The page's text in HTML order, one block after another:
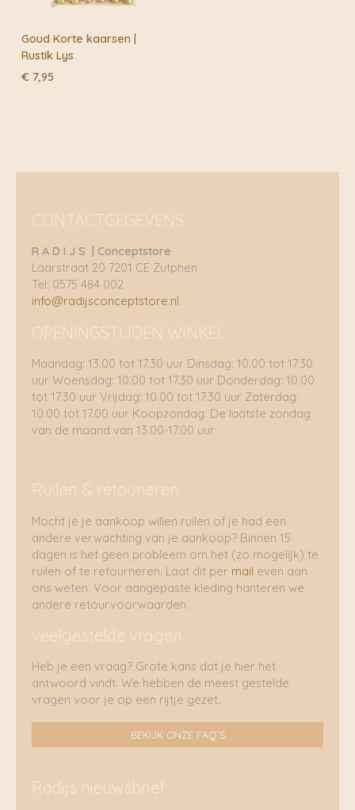
Goud Korte kaarsen |
Rustik Lys
€ 7,95
CONTACTGEGEVENS
R A D I J S | Conceptstore
Laarstraat 20 7201 CE Zutphen
Tel: 0575 484 002
info@radijsconceptstore.nl
OPENINGSTIJDEN WINKEL
Maandag: 13.00 tot 17.30 uur Dinsdag: 10.00 tot 17.30
uur Woensdag: 10.00 tot 17.30 uur Donderdag: 10.00
tot 17.30 uur Vrijdag: 10.00 tot 17.30 uur Zaterdag:
10.00 tot 17.00 uur Koopzondag: De laatste zondag
van de maand van 13.00-17.00 uur
Ruilen & retouneren
Mocht je je aankoop willen ruilen of je had een
andere verwachting van je aankoop? Binnen 15
dagen is het geen probleem om het (zo mogelijk) te
ruilen of te retourneren. Laat dit per mail even aan
ons weten. Voor aangepaste kleding hanteren we
andere retourvoorwaarden.
veelgestelde vragen
Heb je een vraag? Grote kans dat je hier het
antwoord vindt. We hebben de meest gestelde
vragen voor je op een rijtje gezet.
BEKIJK ONZE FAQ'S
Radijs nieuwsbrief